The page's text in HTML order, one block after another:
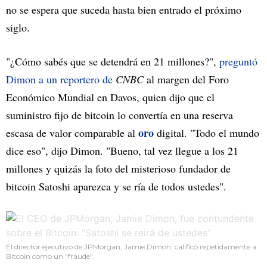
no se espera que suceda hasta bien entrado el próximo
siglo.
"¿Cómo sabés que se detendrá en 21 millones?", preguntó
Dimon a un reportero de CNBCal margen del Foro
Económico Mundial en Davos, quien dijo que el
suministro fijo de bitcoin lo convertía en una reserva
escasa de valor comparable al oro digital. "Todo el mundo
dice eso", dijo Dimon. "Bueno, tal vez llegue a los 21
millones y quizás la foto del misterioso fundador de
bitcoin Satoshi aparezca y se ría de todos ustedes".
El director ejecutivo de JPMorgan, Jamie Dimon, calificó repetidamente a
Bitcoin como un "fraude".